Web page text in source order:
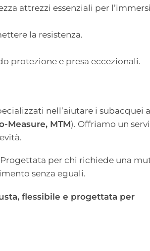
attrezzi essenziali per
la resistenza.
protezione e presa eccezionali.
nell’aiutare i subacquei a
Measure, MTM). Offriamo un
per chi richiede una
senza eguali.
flessibile e progettata per